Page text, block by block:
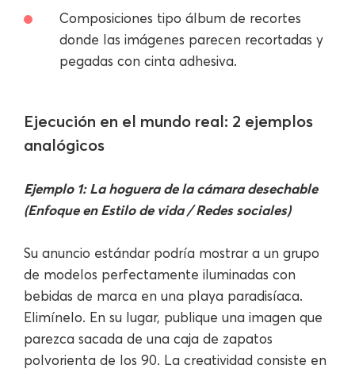
Composiciones tipo álbum de recortes
donde las imágenes parecen recortadas y
pegadas con cinta adhesiva.
Ejecución en el mundo real: 2 ejemplos
analógicos
Ejemplo 1: La hoguera de la cámara desechable
(Enfoque en Estilo de vida / Redes sociales)
Su anuncio estándar podría mostrar a un grupo
de modelos perfectamente iluminadas con
bebidas de marca en una playa paradisíaca.
Elimínelo. En su lugar, publique una imagen que
parezca sacada de una caja de zapatos
polvorienta de los 90. La creatividad consiste en